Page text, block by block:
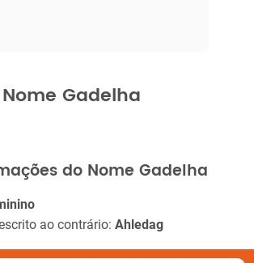
Gadelha
do Nome Gadelha
ao contrário: Ahledag